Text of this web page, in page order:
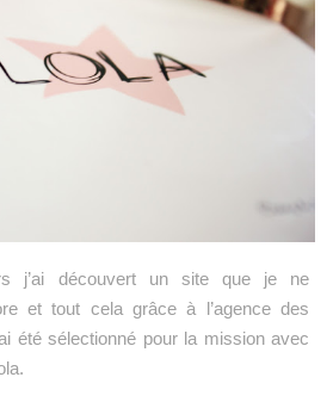
j’ai découvert un site que je ne
et tout cela grâce à l’agence des
été sélectionné pour la mission avec